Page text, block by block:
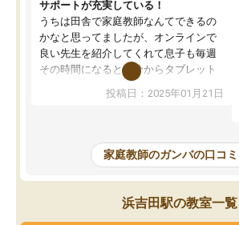
サポートが充実している！
うちは田舎で家庭教師なんてできるの
かなと思ってましたが、オンラインで
良い先生を紹介してくれて息子も毎週
その時間になると自分からタブレット
を開いてzoomを繋げるようになりまし
た！5科目なんでもOKなのもとても気
めて1年ほどだった今では平均点以上の
科目が増えてきました！あと1年受験ま
であるので無料の週末教室を使用しな
がら頑張って欲しいと思います！
投稿日：2025年01月21日
家庭教師のガンバの口コ
浜吉田駅の教室一覧